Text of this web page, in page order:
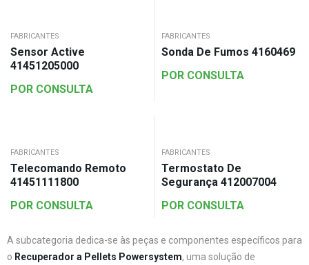
FABRICANTES
Sensor Active
41451205000
POR CONSULTA
FABRICANTES
Sonda De Fumos 4160469
POR CONSULTA
FABRICANTES
Telecomando Remoto
41451111800
POR CONSULTA
FABRICANTES
Termostato De
Segurança 412007004
POR CONSULTA
A subcategoria dedica-se às peças e componentes específicos para
o Recuperador a Pellets Powersystem, uma solução de